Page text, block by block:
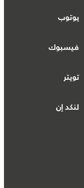
يوتوب
فيسبوك
تويتر
لنكد إن